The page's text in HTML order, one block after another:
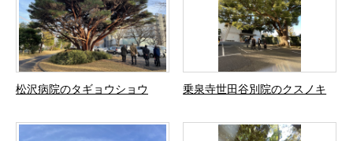
松沢病院のタギョウショウ 乗泉寺世田谷別院のクスノキ